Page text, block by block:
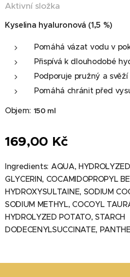
Aktivní složka
Kyselina hyaluronová (1,5 %)
Pomáhá vázat vodu v
Přispívá k dlouhodobé
Podporuje pružný a
Pomáhá chránit před
Objem: 150 ml
169,00 Kč
Ingredients: AQUA,
GLYCERIN, COCAMIDOPROPYL
HYDROXYSULTAINE, SODIUM
SODIUM METHYL, COCOYL
HYDROLYZED POTATO, STARCH
DODECENYLSUCCINATE,